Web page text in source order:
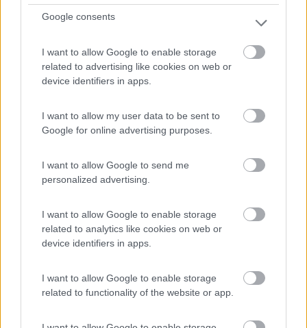
Google consents
I want to allow Google to enable storage
related to advertising like cookies on web or
device identifiers in apps.
I want to allow my user data to be sent to
Google for online advertising purposes.
I want to allow Google to send me
personalized advertising.
I want to allow Google to enable storage
related to analytics like cookies on web or
device identifiers in apps.
I want to allow Google to enable storage
related to functionality of the website or app.
Nel cuore della Val di Fassa, a 550 metri dal centro e vi...
Campeggio
Riva d'Oro
7,3 3
Servizi / Posizione